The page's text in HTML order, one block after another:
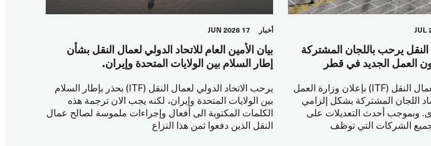
النقل يرحب باللجان المشتركة
العمل الجديد في قطر
يرحب الاتحاد الدولي لعمال النقل (ITF) بإعلان وزارة العمل
اللجان المشتركة بشكل إلزامي
وبموجب أحدث التعديلات على
الشركات التي توظف
أخبار 17 JUN 2026
بيان الأمين العام للاتحاد الدولي لعمال النقل بشأن
إطار السلام بين الولايات المتحدة وإيران.
يرحب الاتحاد الدولي لعمال النقل (ITF) بحذر بإطار السلام
بين الولايات المتحدة وإيران، لكنه يجب الان ترجمة هذه
الكلمات المكتوبة الى أفعال وإجراءات ملموسة لصالح عمال
النقل الذين دفعوا ثمن هذا النزاع